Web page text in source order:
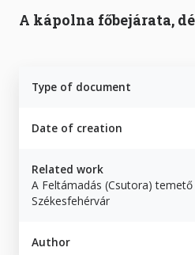
A kápolna főbejárata,
Type of document
Date of creation
Related work
A Feltámadás (Csutora)
Székesfehérvár
Author